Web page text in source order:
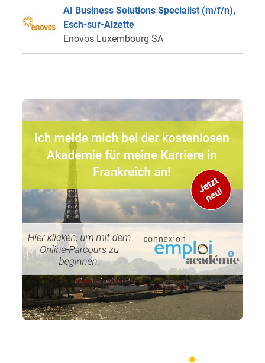
AI Business Solutions Specialist (m/f/n),
Esch-sur-Alzette
Enovos Luxembourg SA